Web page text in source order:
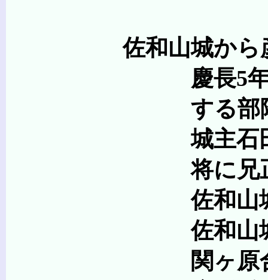
佐和山城から彦
慶長5年(1600年)、
する部隊が佐和
城主石田三成は関
将に兄正澄らが
佐和山城の守りは
佐和山城は落
関ヶ原合戦後の論